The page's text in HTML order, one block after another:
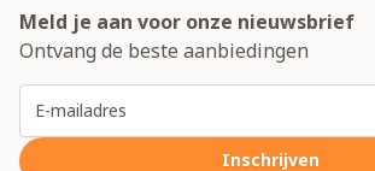
Meld je aan voor onze nieuwsbrief
Ontvang de beste aanbiedingen
Inschrijven